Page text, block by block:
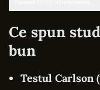
Ce spun
bun
Testul Carlson